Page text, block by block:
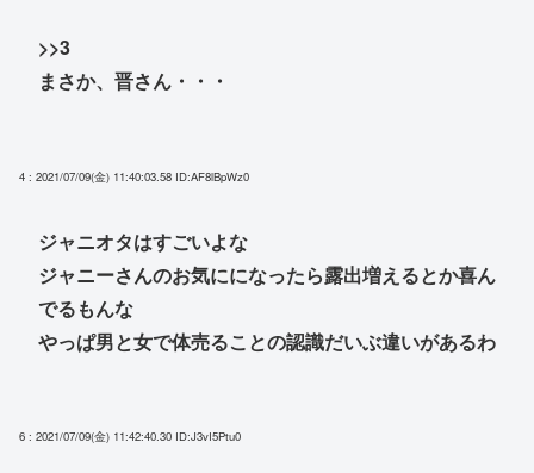
>>3
まさか、晋さん・・・
4 : 2021/07/09(金) 11:40:03.58 ID:AF8lBpWz0
ジャニオタはすごいよな
ジャニーさんのお気にになったら露出増えるとか喜ん
でるもんな
やっぱ男と女で体売ることの認識だいぶ違いがあるわ
6 : 2021/07/09(金) 11:42:40.30 ID:J3vI5Ptu0